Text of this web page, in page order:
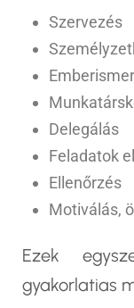
Szervezés
Delegálás
Feladatok
Ellenőrzés
Motiválás,
Ezek
gyakorlatias